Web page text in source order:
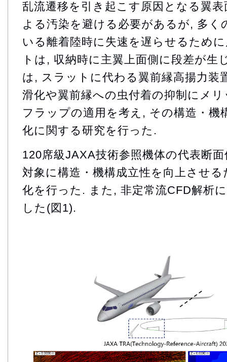
乱流遷移を引き起こす原因となる翼
よる汚染を避ける必要があるが, 多く
いる離着陸時に失速を遅らせるため
トは, 収納時に主翼上面側に段差が生
は, スラットに代わる翼前縁高揚力装
滑化や翼前縁への虫付着の抑制にメ
フラップの適用を考え, その構造・機
化に関する研究を行った.
120席級JAXA技術参照機体の代表断
対象に構造・機構成立性を向上させ
化を行った. また, 非定常流CFD解析
した(図1).